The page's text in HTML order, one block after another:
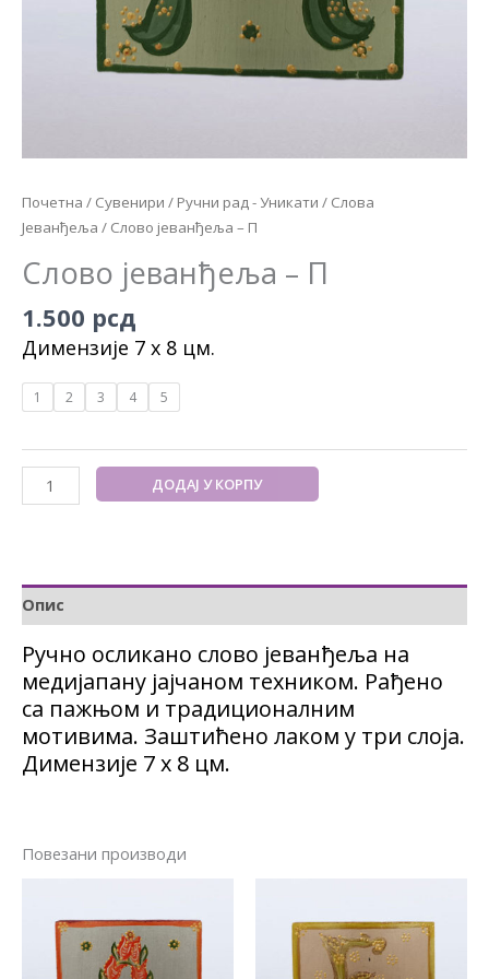
Почетна / Сувенири / Ручни рад - Уникати / Слова
Јеванђеља / Слово јеванђеља – П
Слово јеванђеља – П
1.500 рсд
Димензије 7 x 8 цм.
1 2 3 4 5
ДОДАЈ У КОРПУ
Опис
Ручно осликано слово јеванђеља на
медијапану јајчаном техником. Рађено
са пажњом и традиционалним
мотивима. Заштићено лаком у три слоја.
Димензије 7 x 8 цм.
Повезани производи
производ
има
више
има
више